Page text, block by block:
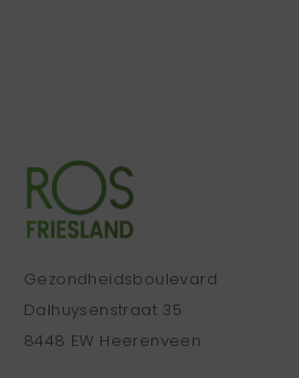
Gezondheidsboulevard
Dalhuysenstraat 35
8448 EW Heerenveen